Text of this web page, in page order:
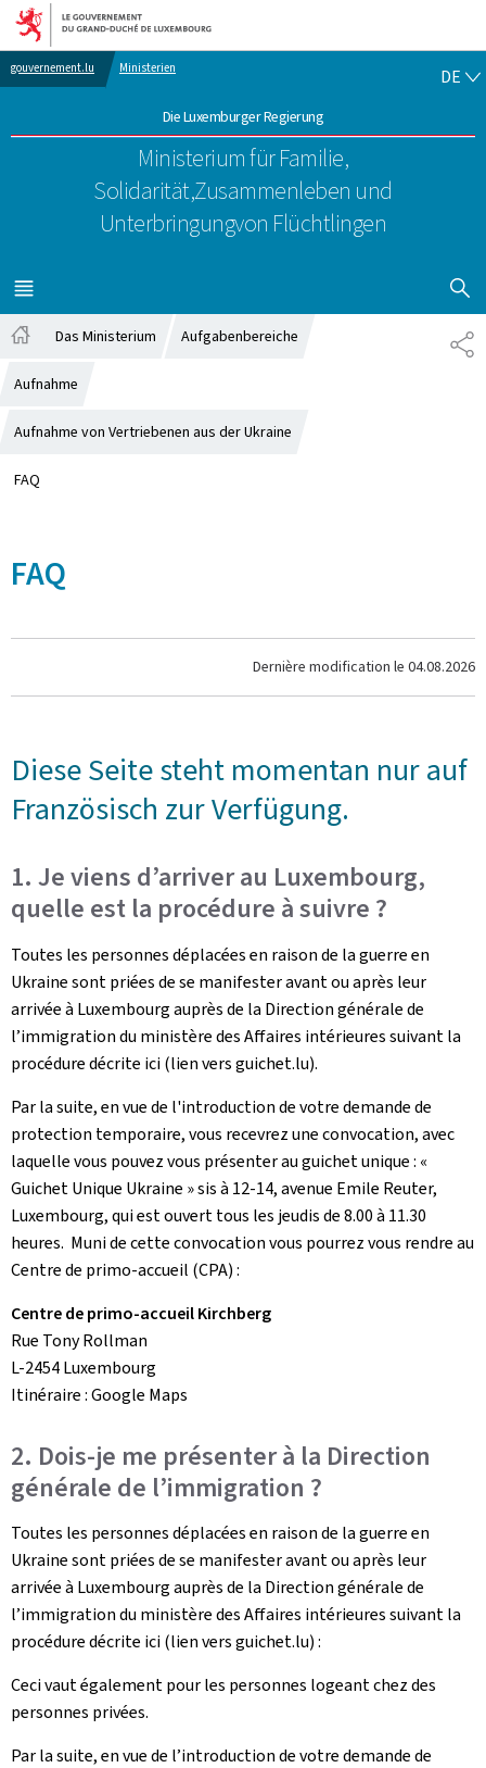
Zur Hauptnavigation
Zum Inhalt
gouvernement.lu Ministerien
Die Luxemburger Regierung
Ministerium für Familie,
Solidarität,Zusammenleben und
Unterbringungvon Flüchtlingen
DE
MENÜ
HAUPT-
Das Ministerium Aufgabenbereiche
Aufnahme
Aufnahme von Vertriebenen aus der Ukraine
FAQ
FAQ
Dernière modification le 04.08.2026
Diese Seite steht momentan nur auf
Französisch zur Verfügung.
1. Je viens d’arriver au Luxembourg,
quelle est la procédure à suivre ?
Toutes les personnes déplacées en raison de la guerre en
Ukraine sont priées de se manifester avant ou après leur
arrivée à Luxembourg auprès de la Direction générale de
l’immigration du ministère des Affaires intérieures suivant la
procédure décrite ici (lien vers guichet.lu).
Par la suite, en vue de l'introduction de votre demande de
protection temporaire, vous recevrez une convocation, avec
laquelle vous pouvez vous présenter au guichet unique : «
Guichet Unique Ukraine » sis à 12-14, avenue Emile Reuter,
Luxembourg, qui est ouvert tous les jeudis de 8.00 à 11.30
heures. Muni de cette convocation vous pourrez vous rendre au
Centre de primo-accueil (CPA) :
Centre de primo-accueil Kirchberg
Rue Tony Rollman
L-2454 Luxembourg
Itinéraire : Google Maps
2. Dois-je me présenter à la Direction
générale de l’immigration ?
Toutes les personnes déplacées en raison de la guerre en
Ukraine sont priées de se manifester avant ou après leur
arrivée à Luxembourg auprès de la Direction générale de
l’immigration du ministère des Affaires intérieures suivant la
procédure décrite ici (lien vers guichet.lu) :
Ceci vaut également pour les personnes logeant chez des
personnes privées.
Par la suite, en vue de l’introduction de votre demande de